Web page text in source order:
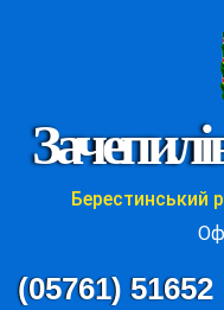
Берестинський
(05761) 51652